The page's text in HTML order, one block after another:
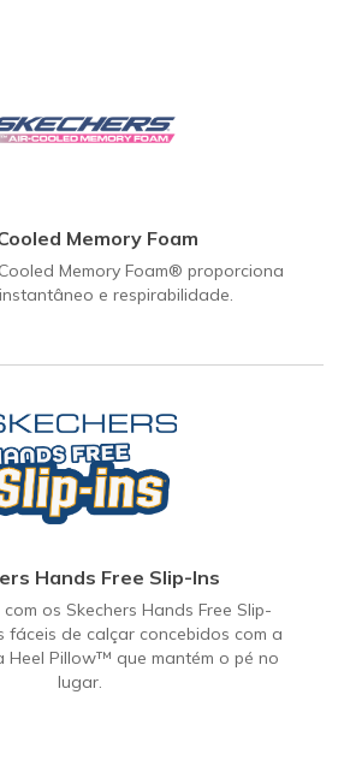
Memory Foam
Memory Foam® proporciona
e respirabilidade.
Hands Free Slip-Ins
os Skechers Hands Free Slip-
fáceis de calçar concebidos com a
Heel Pillow™ que mantém o pé no
lugar.